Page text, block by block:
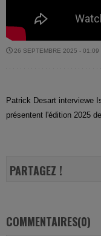
26 SEPTEMBRE 2025 - 01:09
Patrick Desart interviewe
présentent l'édition 2025
PARTAGEZ !
COMMENTAIRES(0)